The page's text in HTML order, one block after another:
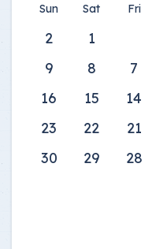
Fri
Sat
Sun
1
2
7
8
9
14
15
16
21
22
23
28
29
30